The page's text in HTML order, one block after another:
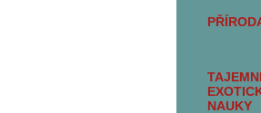
NAUKY